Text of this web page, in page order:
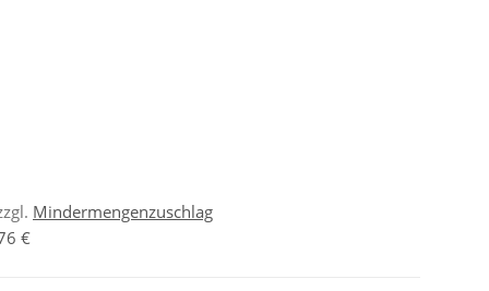
Mindermengenzuschlag
€